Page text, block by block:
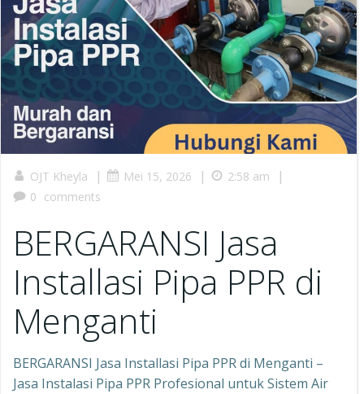
OJT Kheyla | Mei 15, 2026 | 2:58 am |
0 comments
BERGARANSI Jasa
Installasi Pipa PPR di
Menganti
BERGARANSI Jasa Installasi Pipa PPR di Menganti –
Jasa Instalasi Pipa PPR Profesional untuk Sistem Air